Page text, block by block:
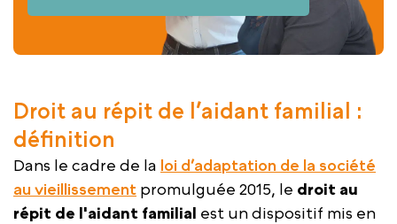
Droit au répit de l’aidant familial :
définition
Dans le cadre de la loi d’adaptation de la société
au vieillissement promulguée 2015, le droit au
répit de l'aidant familial est un dispositif mis en